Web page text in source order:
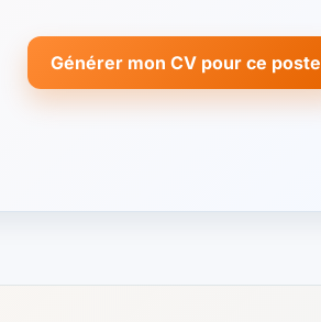
Générer mon CV pour ce poste